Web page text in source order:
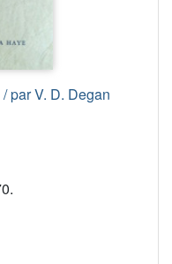
par V. D. Degan